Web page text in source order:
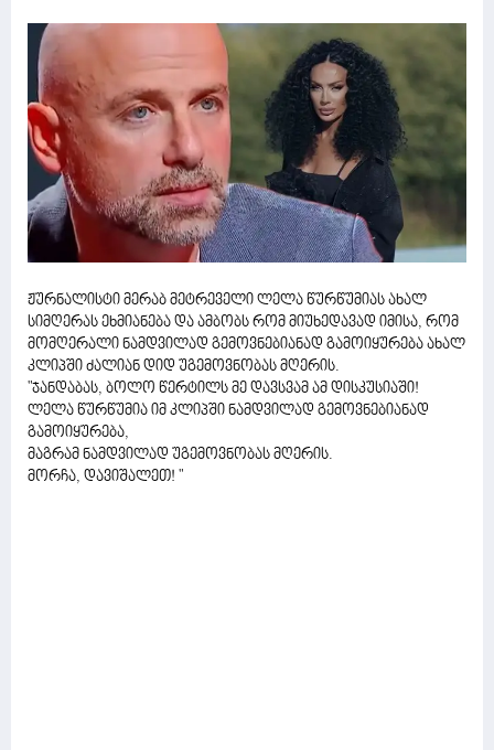
ჟურნალისტი მერაბ მეტრეველი ლელა წურწუმიას ახალ
სიმღერას ეხმიანება და ამბობს რომ მიუხედავად იმისა, რომ
მომღერალი ნამდვილად გემოვნებიანად გამოიყურება ახალ
კლიპში ძალიან დიდ უგემოვნობას მღერის.
"ჯანდაბას, ბოლო წერტილს მე დავსვამ ამ დისკუსიაში!
ლელა წურწუმია იმ კლიპში ნამდვილად გემოვნებიანად
გამოიყურება,
მაგრამ ნამდვილად უგემოვნობას მღერის.
მორჩა, დავიშალეთ! "